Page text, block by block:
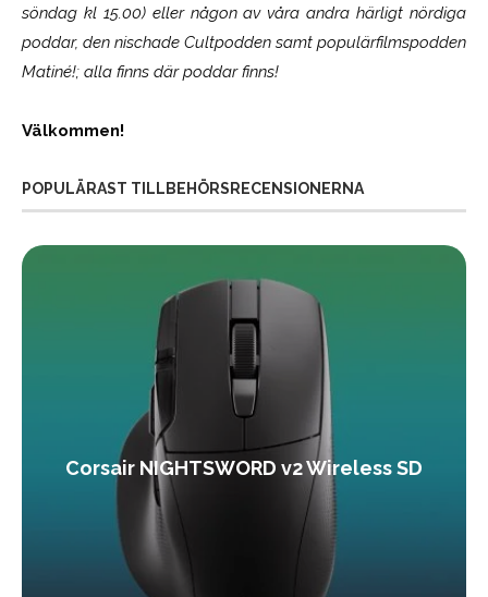
söndag kl 15.00) eller någon av våra andra härligt nördiga
poddar, den nischade Cultpodden samt populärfilmspodden
Matiné!; alla finns där poddar finns!
Välkommen!
POPULÄRAST TILLBEHÖRSRECENSIONERNA
Corsair NIGHTSWORD v2 Wireless SD